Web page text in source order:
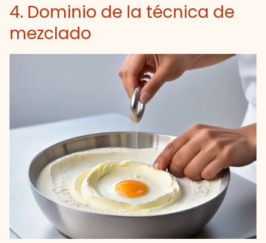
4. Dominio de la técnica de
mezclado